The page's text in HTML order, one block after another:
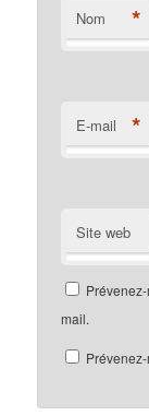
Nom *
E-mail *
Site web
mail.